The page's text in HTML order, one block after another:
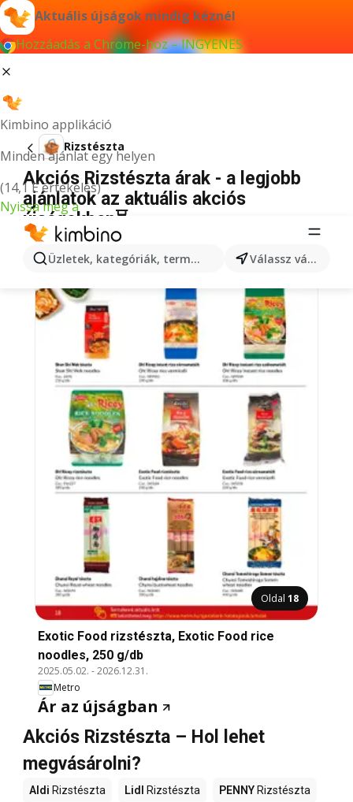
Aktuális újságok mindig kéznél
Hozzáadás a Chrome-hoz – INGYENES
Kimbino applikáció
Minden ajánlat egy helyen
(14,1 E értékelés)
Nyissa meg a
Üzletek, kategóriák, termékek keresése... Válassz várost
Rizstészta
Akciós Rizstészta árak - a legjobb
ajánlatok az aktuális akciós
újságokban⏳
Oldal 18
Exotic Food rizstészta, Exotic Food rice
noodles, 250 g/db
2025.05.02. -2026.12.31.
Metro
Ár az újságban
Akciós Rizstészta – Hol lehet
megvásárolni?
Aldi Rizstészta Lidl Rizstészta PENNY Rizstészta